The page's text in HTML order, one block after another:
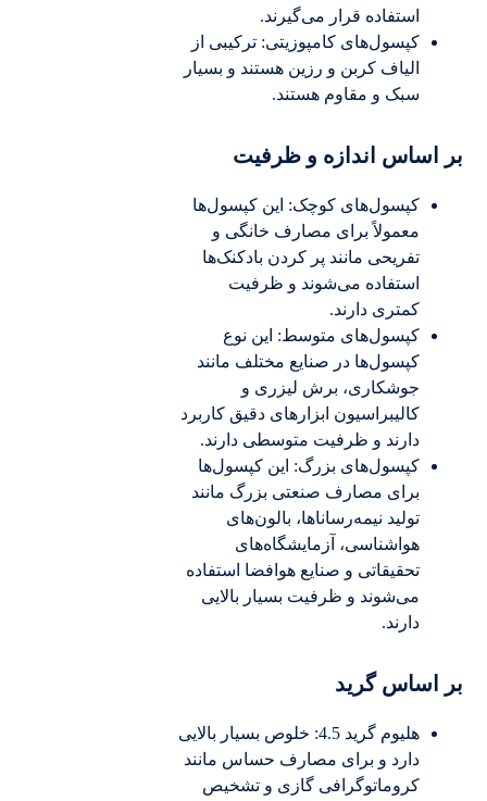
استفاده قرار می‌گیرند.
کپسول‌های کامپوزیتی: ترکیبی از
الیاف کربن و رزین هستند و بسیار
سبک و مقاوم هستند.
بر اساس اندازه و ظرفیت
کپسول‌های کوچک: این کپسول‌ها
معمولاً برای مصارف خانگی و
تفریحی مانند پر کردن بادکنک‌ها
استفاده می‌شوند و ظرفیت
کمتری دارند.
کپسول‌های متوسط: این نوع
کپسول‌ها در صنایع مختلف مانند
جوشکاری، برش لیزری و
کالیبراسیون ابزارهای دقیق کاربرد
دارند و ظرفیت متوسطی دارند.
کپسول‌های بزرگ: این کپسول‌ها
برای مصارف صنعتی بزرگ مانند
تولید نیمه‌رساناها، بالون‌های
هواشناسی، آزمایشگاه‌های
تحقیقاتی و صنایع هوافضا استفاده
می‌شوند و ظرفیت بسیار بالایی
دارند.
بر اساس گرید
هلیوم گرید 4.5: خلوص بسیار بالایی
دارد و برای مصارف حساس مانند
کروماتوگرافی گازی و تشخیص